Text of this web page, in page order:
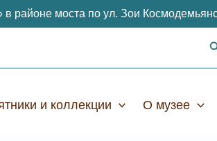
районе моста по ул. Зои
и коллекции О музее